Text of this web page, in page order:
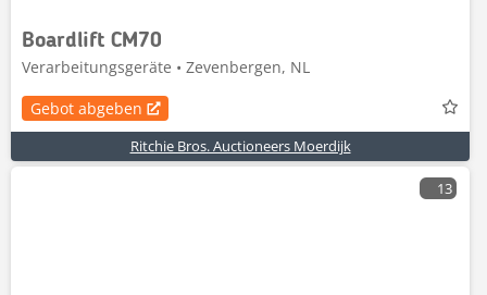
Boardlift CM70
Verarbeitungsgeräte • Zevenbergen, NL
Gebot abgeben
Ritchie Bros. Auctioneers Moerdijk
13